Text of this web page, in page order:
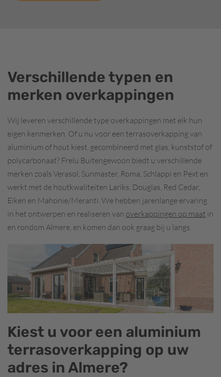
Verschillende typen en
merken overkappingen
Wij leveren verschillende type overkappingen met elk hun
eigen kenmerken. Of u nu voor een terrasoverkapping van
aluminium of hout kiest, gecombineerd met glas, kunststof of
polycarbonaat? Frelu Buitengewoon biedt u verschillende
merken zoals Verasol, Sunmaster, Roma, Schlappi en Pext en
werkt met de houtkwaliteiten Lariks, Douglas, Red Cedar,
Eiken en Mahonie/Meranti. We hebben jarenlange ervaring
in het ontwerpen en realiseren van overkappingen op maat in
en rondom Almere, en komen dan ook graag bij u langs.
Kiest u voor een aluminium
terrasoverkapping op uw
adres in Almere?